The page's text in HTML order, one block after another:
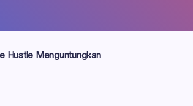
Hustle Menguntungkan